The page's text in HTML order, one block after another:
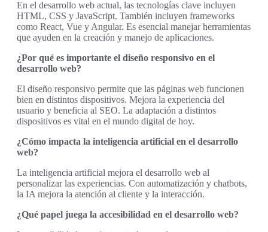
En el desarrollo web actual, las tecnologías clave incluyen
HTML, CSS y JavaScript. También incluyen frameworks
como React, Vue y Angular. Es esencial manejar herramientas
que ayuden en la creación y manejo de aplicaciones.
¿Por qué es importante el diseño responsivo en el
desarrollo web?
El diseño responsivo permite que las páginas web funcionen
bien en distintos dispositivos. Mejora la experiencia del
usuario y beneficia al SEO. La adaptación a distintos
dispositivos es vital en el mundo digital de hoy.
¿Cómo impacta la inteligencia artificial en el desarrollo
web?
La inteligencia artificial mejora el desarrollo web al
personalizar las experiencias. Con automatización y chatbots,
la IA mejora la atención al cliente y la interacción.
¿Qué papel juega la accesibilidad en el desarrollo web?